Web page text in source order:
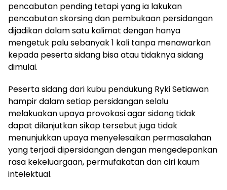
pencabutan pending tetapi yang ia lakukan
pencabutan skorsing dan pembukaan persidangan
dijadikan dalam satu kalimat dengan hanya
mengetuk palu sebanyak 1 kali tanpa menawarkan
kepada peserta sidang bisa atau tidaknya sidang
dimulai.
Peserta sidang dari kubu pendukung Ryki Setiawan
hampir dalam setiap persidangan selalu
melakuakan upaya provokasi agar sidang tidak
dapat dilanjutkan sikap tersebut juga tidak
menunjukkan upaya menyelesaikan permasalahan
yang terjadi dipersidangan dengan mengedepankan
rasa kekeluargaan, permufakatan dan ciri kaum
intelektual.